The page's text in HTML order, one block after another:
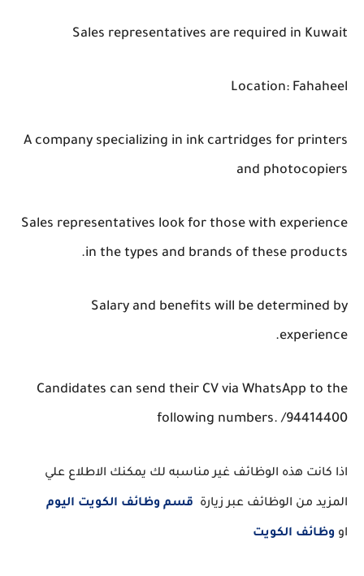
Sales representatives are required in Kuwait
Location: Fahaheel
A company specializing in ink cartridges for printers
and photocopiers
Sales representatives look for those with experience
in the types and brands of these products.
Salary and benefits will be determined by
experience.
Candidates can send their CV via WhatsApp to the
following numbers. /94414400
اذا كانت هذه الوظائف غير مناسبه لك يمكنك الاطلاع علي
المزيد من الوظائف عبر زيارة قسم وظائف الكويت اليوم
او وظائف الكويت